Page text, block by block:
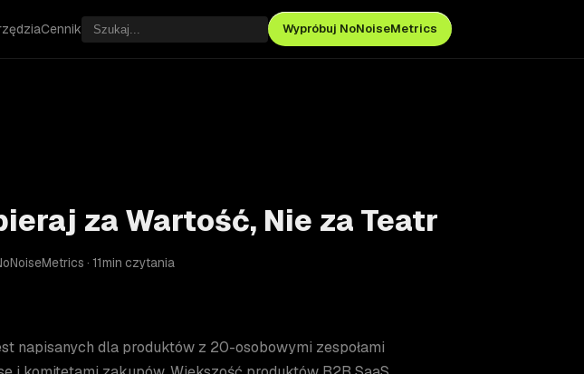
Cennik Wypróbuj NoNoiseMetrics
za Wartość, Nie za Teatr
· 11min czytania
napisanych dla produktów z 20-osobowymi zespołami